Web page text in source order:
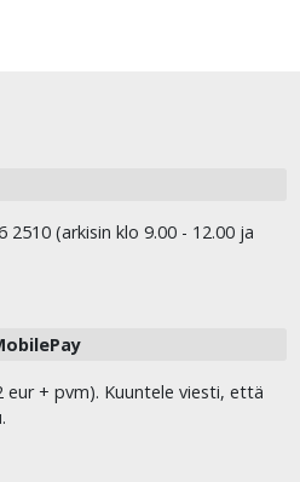
2510 (arkisin klo 9.00 - 12.00 ja
eur + pvm). Kuuntele viesti, että